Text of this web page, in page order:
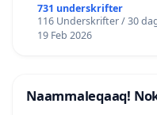
731 underskrifter
116 Underskrifter / 30
19 Feb 2026
Naammaleqaaq!